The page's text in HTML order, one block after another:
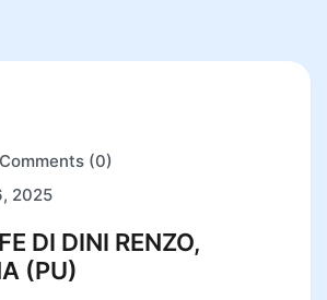
Comments (0)
2025
DI DINI RENZO,
(PU)